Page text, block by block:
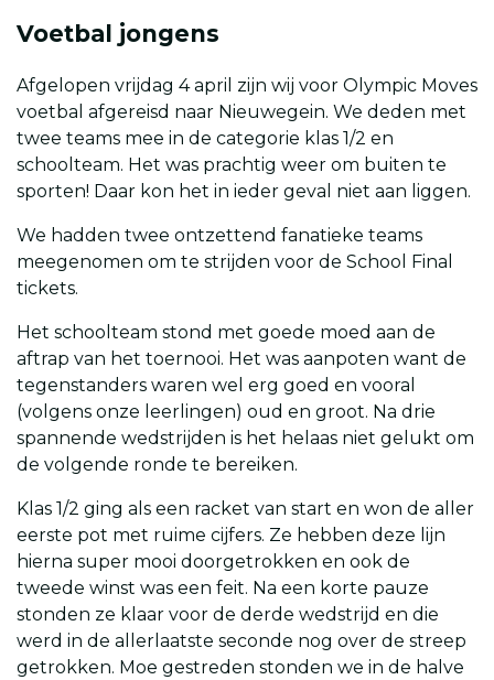
Voetbal jongens
Afgelopen vrijdag 4 april zijn wij voor Olympic Moves
voetbal afgereisd naar Nieuwegein. We deden met
twee teams mee in de categorie klas 1/2 en
schoolteam. Het was prachtig weer om buiten te
sporten! Daar kon het in ieder geval niet aan liggen.
We hadden twee ontzettend fanatieke teams
meegenomen om te strijden voor de School Final
tickets.
Het schoolteam stond met goede moed aan de
aftrap van het toernooi. Het was aanpoten want de
tegenstanders waren wel erg goed en vooral
(volgens onze leerlingen) oud en groot. Na drie
spannende wedstrijden is het helaas niet gelukt om
de volgende ronde te bereiken.
Klas 1/2 ging als een racket van start en won de aller
eerste pot met ruime cijfers. Ze hebben deze lijn
hierna super mooi doorgetrokken en ook de
tweede winst was een feit. Na een korte pauze
stonden ze klaar voor de derde wedstrijd en die
werd in de allerlaatste seconde nog over de streep
getrokken. Moe gestreden stonden we in de halve